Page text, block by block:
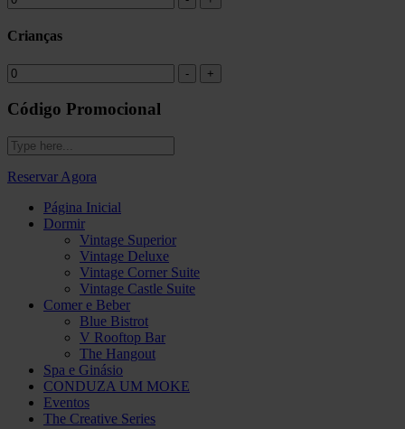
Crianças
Código Promocional
Reservar Agora
Página Inicial
Dormir
Vintage Superior
Vintage Deluxe
Vintage Corner Suite
Vintage Castle Suite
Comer e Beber
Blue Bistrot
V Rooftop Bar
The Hangout
Spa e Ginásio
CONDUZA UM MOKE
Eventos
The Creative Series